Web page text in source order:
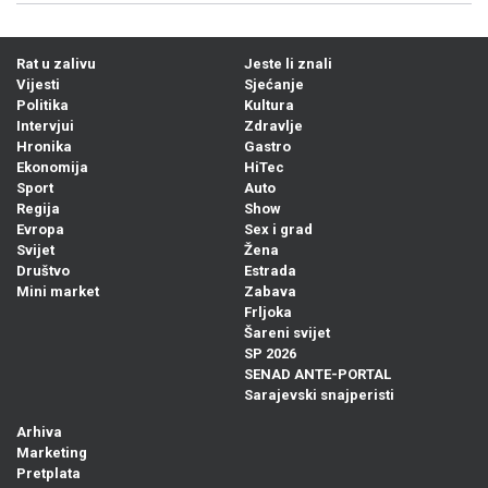
Rat u zalivu
Vijesti
Politika
Intervjui
Hronika
Ekonomija
Sport
Regija
Evropa
Svijet
Društvo
Mini market
Jeste li znali
Sjećanje
Kultura
Zdravlje
Gastro
HiTec
Auto
Show
Sex i grad
Žena
Estrada
Zabava
Frljoka
Šareni svijet
SP 2026
SENAD ANTE-PORTAL
Sarajevski snajperisti
Arhiva
Marketing
Pretplata